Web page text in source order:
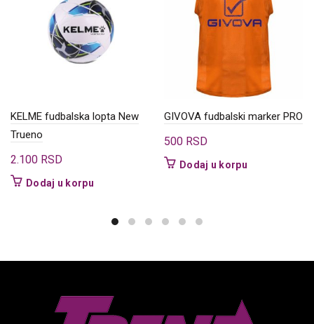
KELME fudbalska lopta New
Trueno
2.100 RSD
Dodaj u korpu
GIVOVA fudbalski marker PRO
500 RSD
Dodaj u korpu